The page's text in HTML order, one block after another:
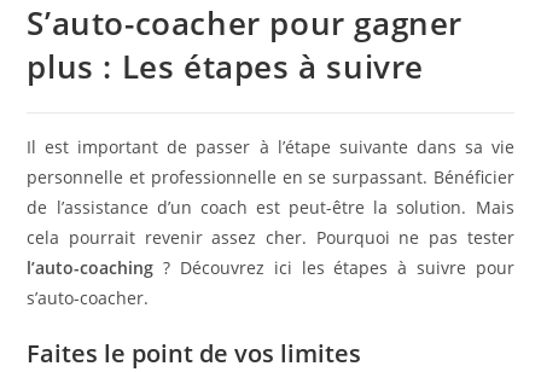
S’auto-coacher pour gagner
plus : Les étapes à suivre
Il est important de passer à l’étape suivante dans sa vie
personnelle et professionnelle en se surpassant. Bénéficier
de l’assistance d’un coach est peut-être la solution. Mais
cela pourrait revenir assez cher. Pourquoi ne pas tester
l’auto-coaching ? Découvrez ici les étapes à suivre pour
s’auto-coacher.
Faites le point de vos limites